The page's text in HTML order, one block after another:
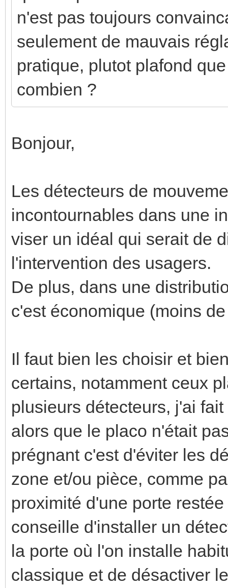
n'est pas toujours
seulement de mauvais
pratique, plutot plafond
combien ?
Bonjour,
Les détecteurs de
incontournables dans une
viser un idéal qui serait de
l'intervention des usagers.
De plus, dans une
c'est économique (moins
Il faut bien les choisir et
certains, notamment ceux
plusieurs détecteurs, j'ai
alors que le placo n'était
prégnant c'est d'éviter les
zone et/ou pièce, comme
proximité d'une porte
conseille d'installer un
la porte où l'on installe
classique et de désactiver